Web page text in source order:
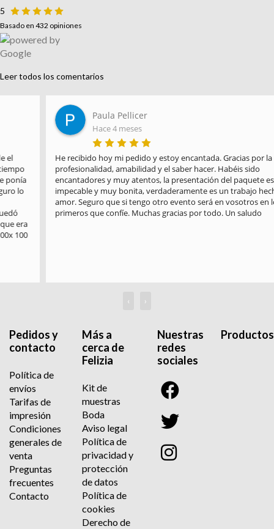
5
Basado en 432 opiniones
Leer todos los comentarios
Paula Pellicer
Hace 4 meses
He recibido hoy mi pedido y estoy encantada. Gracias por la
profesionalidad, amabilidad y el saber hacer. Habéis sido
encantadores y muy atentos, la presentación del paquete es
impecable y muy bonita, verdaderamente es un trabajo hecho con
amor. Seguro que si tengo otro evento será en vosotros en los
primeros que confíe. Muchas gracias por todo. Un saludo
‹ ›
Pedidos y
contacto
Política de
envíos
Tarifas de
impresión
Condiciones
generales de
venta
Preguntas
frecuentes
Contacto
Más a
cerca de
Felizia
Kit de
muestras
Boda
Aviso legal
Política de
privacidad y
protección
de datos
Política de
cookies
Derecho de
Nuestras
redes
sociales
Productos